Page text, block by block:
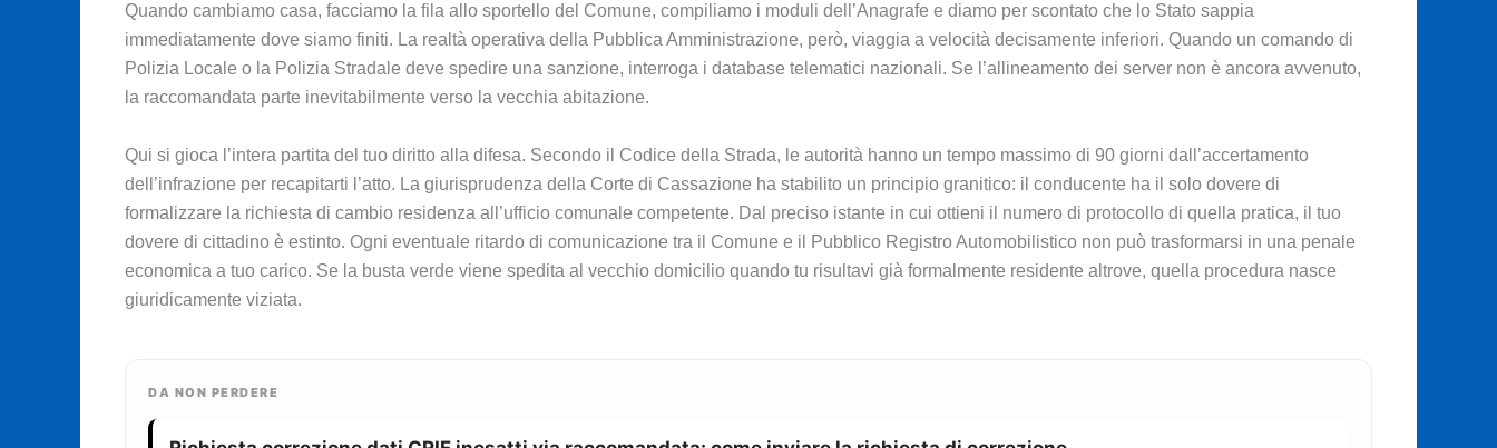
Quando cambiamo casa, facciamo la fila allo sportello del Comune, compiliamo i moduli dell’Anagrafe e diamo per scontato che lo Stato sappia
immediatamente dove siamo finiti. La realtà operativa della Pubblica Amministrazione, però, viaggia a velocità decisamente inferiori. Quando un comando di
Polizia Locale o la Polizia Stradale deve spedire una sanzione, interroga i database telematici nazionali. Se l’allineamento dei server non è ancora avvenuto,
la raccomandata parte inevitabilmente verso la vecchia abitazione.
Qui si gioca l’intera partita del tuo diritto alla difesa. Secondo il Codice della Strada, le autorità hanno un tempo massimo di 90 giorni dall’accertamento
dell’infrazione per recapitarti l’atto. La giurisprudenza della Corte di Cassazione ha stabilito un principio granitico: il conducente ha il solo dovere di
formalizzare la richiesta di cambio residenza all’ufficio comunale competente. Dal preciso istante in cui ottieni il numero di protocollo di quella pratica, il tuo
dovere di cittadino è estinto. Ogni eventuale ritardo di comunicazione tra il Comune e il Pubblico Registro Automobilistico non può trasformarsi in una penale
economica a tuo carico. Se la busta verde viene spedita al vecchio domicilio quando tu risultavi già formalmente residente altrove, quella procedura nasce
giuridicamente viziata.
DA NON PERDERE